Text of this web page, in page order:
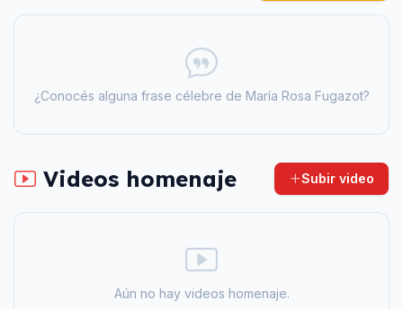
¿Conocés alguna frase célebre de María Rosa Fugazot?
Videos homenaje Subir video
Aún no hay videos homenaje.